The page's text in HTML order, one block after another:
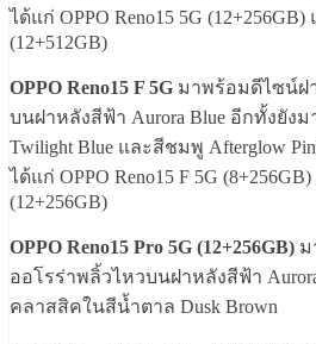
ได้แก่ OPPO Reno15 5G (12+256GB)
(12+512GB)
OPPO Reno15 F 5G มาพร้อมดีไซน์ฝ
บนฝาหลังสีฟ้า Aurora Blue อีกทั้งยัง
Twilight Blue และสีชมพู Afterglow
ได้แก่ OPPO Reno15 F 5G
(12+256GB)
OPPO Reno15 Pro 5G (12+256GB) ม
ออโรร่าพลิ้วไหวบนฝาหลังสีฟ้า
คลาสสิคในสีน้ำตาล Dusk Brown